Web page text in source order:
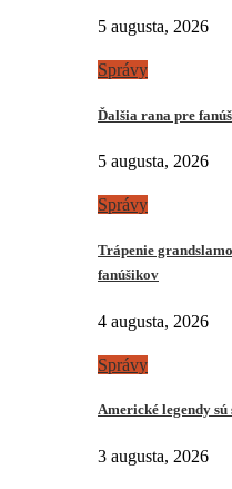
5 augusta, 2026
Správy
Ďalšia rana pre
5 augusta, 2026
Správy
Trápenie
fanúšikov
4 augusta, 2026
Správy
Americké legendy
3 augusta, 2026